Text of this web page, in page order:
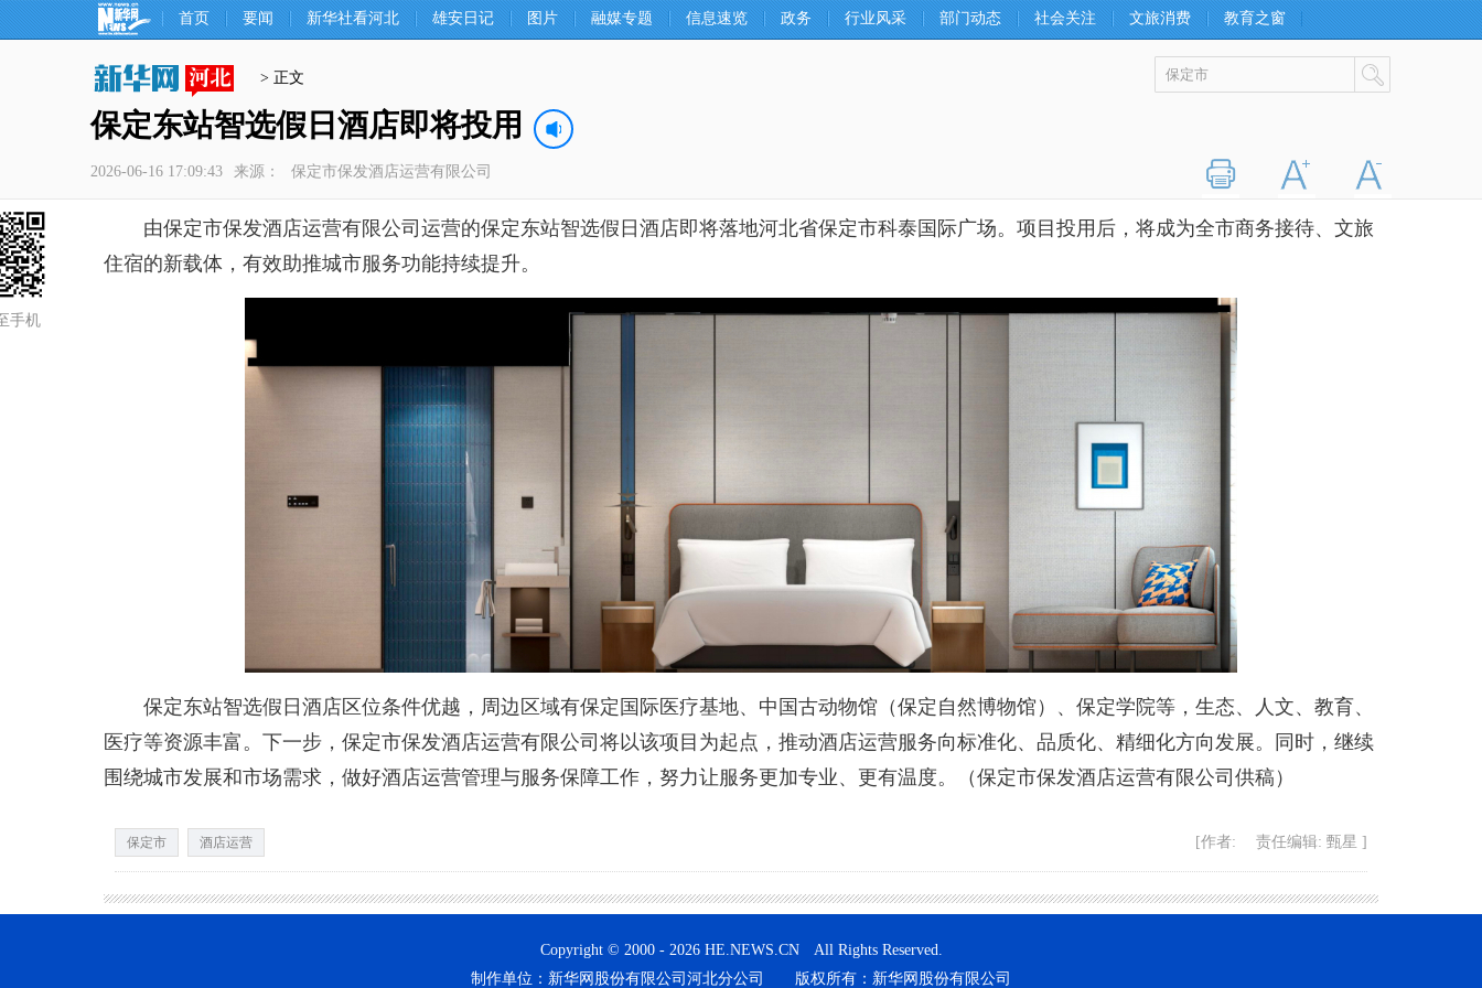
首页 要闻 新华社看河北 雄安日记 图片 融媒专题 信息速览 政务 行业风采 部门动态 社会关注 文旅消费 教育之窗
> 正文
保定东站智选假日酒店即将投用
2026-06-16 17:09:43 来源： 保定市保发酒店运营有限公司
手机
由保定市保发酒店运营有限公司运营的保定东站智选假日酒店即将落地河北省保定市科泰国际广场。项目投用后，将成为全市商务接待、文旅
住宿的新载体，有效助推城市服务功能持续提升。
保定东站智选假日酒店区位条件优越，周边区域有保定国际医疗基地、中国古动物馆（保定自然博物馆）、保定学院等，生态、人文、教育、
医疗等资源丰富。下一步，保定市保发酒店运营有限公司将以该项目为起点，推动酒店运营服务向标准化、品质化、精细化方向发展。同时，继续
围绕城市发展和市场需求，做好酒店运营管理与服务保障工作，努力让服务更加专业、更有温度。（保定市保发酒店运营有限公司供稿）
保定市 酒店运营 [作者: 责任编辑: 甄星 ]
Copyright © 2000 - 2026 HE.NEWS.CN All Rights Reserved.
制作单位：新华网股份有限公司河北分公司 版权所有：新华网股份有限公司